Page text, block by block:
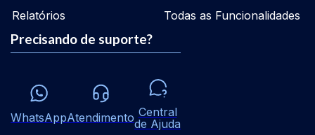
Relatórios
Todas as Funcionalidades
Precisando de suporte?
WhatsAppAtendimento Central
de Ajuda